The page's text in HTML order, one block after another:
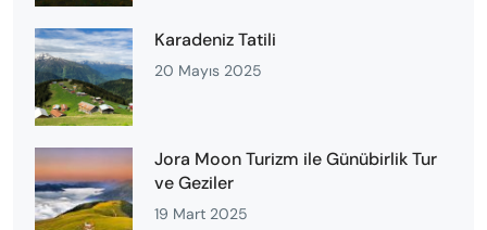
Karadeniz Tatili
20 Mayıs 2025
Jora Moon Turizm ile Günübirlik Tur
ve Geziler
19 Mart 2025